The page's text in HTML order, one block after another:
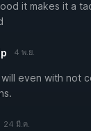
it makes it a
4 พ.ย.
will even with not
24 มี.ค.